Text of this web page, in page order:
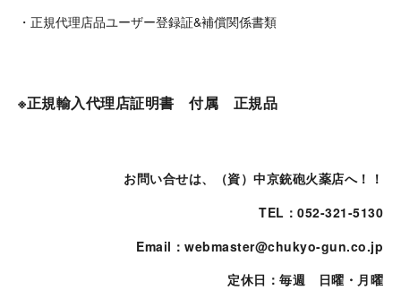
・正規代理店品ユーザー登録証&補償関係書類
※正規輸入代理店証明書 付属 正規品
お問い合せは、（資）中京銃砲火薬店へ！！
TEL：052-321-5130
Email：webmaster@chukyo-gun.co.jp
定休日：毎週 日曜・月曜